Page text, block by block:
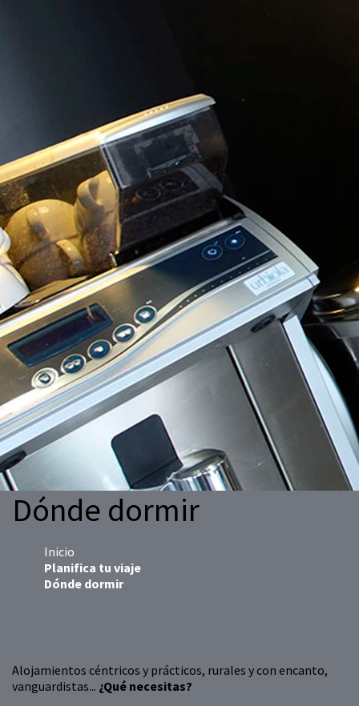
Dónde dormir
Inicio
Planifica tu viaje
Dónde dormir
Alojamientos céntricos y prácticos, rurales y con encanto,
vanguardistas... ¿Qué necesitas?